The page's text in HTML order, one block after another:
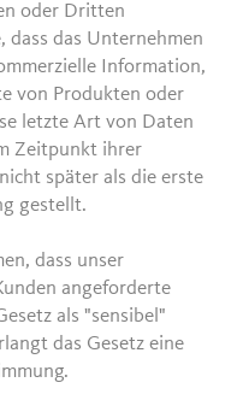
oder Dritten
dass das Unternehmen
Information,
von Produkten oder
letzte Art von Daten
Zeitpunkt ihrer
später als die erste
gestellt.
dass unser
angeforderte
als "sensibel"
das Gesetz eine